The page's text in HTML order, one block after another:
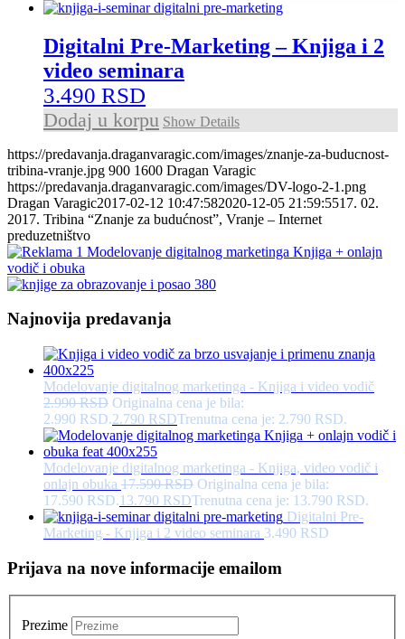
Digitalni Pre-Marketing – Knjiga i 2
video seminara
3.490 RSD
Dodaj u korpu Show Details
https://predavanja.draganvaragic.com/images/znanje-za-buducnost-
tribina-vranje.jpg 900 1600 Dragan Varagic
https://predavanja.draganvaragic.com/images/DV-logo-2-1.png
Dragan Varagic2017-02-12 10:47:582020-12-05 21:59:5517. 02.
2017. Tribina “Znanje za budućnost”, Vranje – Internet
preduzetništvo
Najnovija predavanja
Modelovanje digitalnog marketinga - Knjiga i video vodič
2.990RSD Originalna cena je bila:
2.990 RSD.2.790 RSDTrenutna cena je: 2.790 RSD.
Modelovanje digitalnog marketinga - Knjiga, video vodič i
onlajn obuka 17.590RSD Originalna cena je bila:
17.590 RSD.13.790 RSDTrenutna cena je: 13.790 RSD.
Digitalni Pre-
Marketing - Knjiga i 2 video seminara 3.490 RSD
Prijava na nove informacije emailom
Prezime